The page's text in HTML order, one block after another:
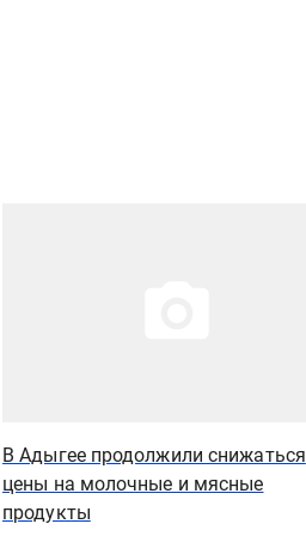
В Адыгее продолжили снижаться
цены на молочные и мясные
продукты